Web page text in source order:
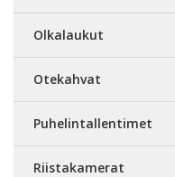
Olkalaukut
Otekahvat
Puhelintallentimet
Riistakamerat